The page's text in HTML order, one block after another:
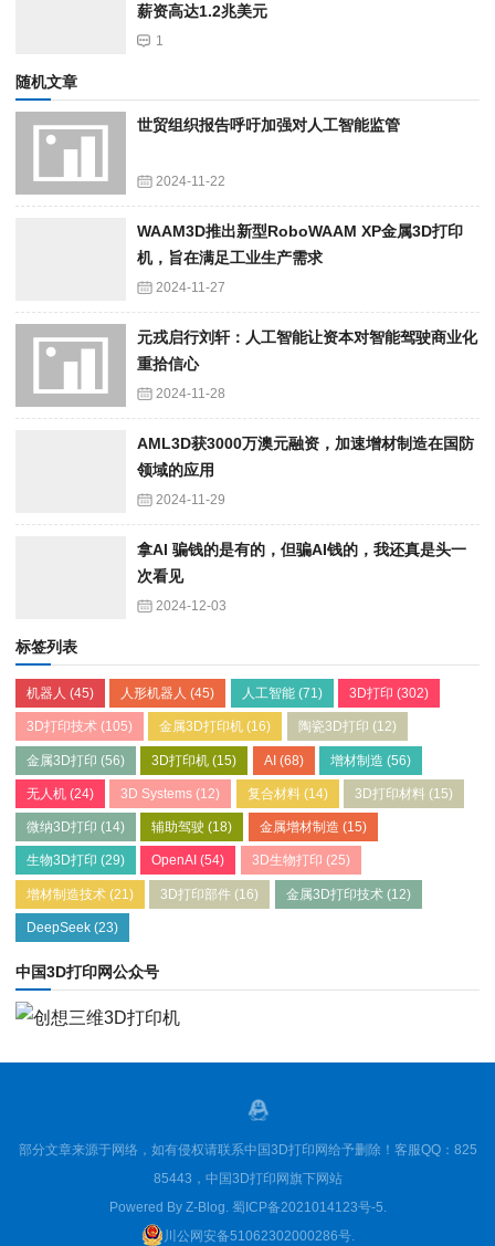
薪资高达1.2兆美元
1
随机文章
世贸组织报告呼吁加强对人工智能监管
2024-11-22
WAAM3D推出新型RoboWAAM XP金属3D打印
机，旨在满足工业生产需求
2024-11-27
元戎启行刘轩：人工智能让资本对智能驾驶商业化
重拾信心
2024-11-28
AML3D获3000万澳元融资，加速增材制造在国防
领域的应用
2024-11-29
拿AI 骗钱的是有的，但骗AI钱的，我还真是头一
次看见
2024-12-03
标签列表
机器人 (45) 人形机器人 (45) 人工智能(71) 3D打印 (302)
3D打印技术 (105) 金属3D打印机 (16) 陶瓷3D打印 (12)
金属3D打印 (56) 3D打印机 (15) AI(68) 增材制造 (56)
无人机 (24) 3D Systems (12) 复合材料(14) 3D打印材料 (15)
微纳3D打印 (14) 辅助驾驶 (18) 金属增材制造 (15)
生物3D打印 (29) OpenAI (54) 3D生物打印 (25)
增材制造技术 (21) 3D打印部件 (16) 金属3D打印技术(12)
DeepSeek (23)
中国3D打印网公众号
部分文章来源于网络，如有侵权请联系中国3D打印网给予删除！客服QQ：825
85443，中国3D打印网旗下网站
Powered By Z-Blog. 蜀ICP备2021014123号-5.
川公网安备51062302000286号.